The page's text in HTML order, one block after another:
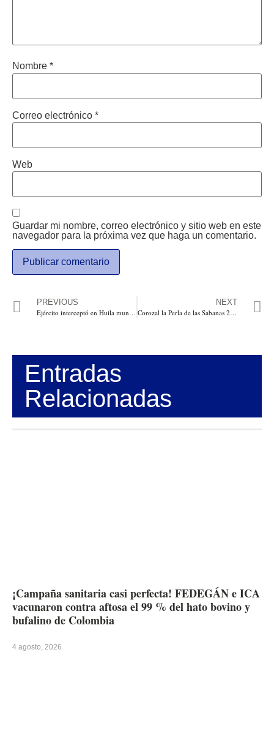
Nombre *
Correo electrónico *
Web
Guardar mi nombre, correo electrónico y sitio web en este
navegador para la próxima vez que haga un comentario.
PREVIOUS
Ejército interceptó en Huila munición oculta en vehículo: 1000 cartuchos no llegaron a manos criminales
NEXT
Corozal la Perla de las Sabanas 251 años de historia. Por: Silverio José Herrera Caraballo
Entradas
Relacionadas
¡Campaña sanitaria casi perfecta! FEDEGÁN e ICA
vacunaron contra aftosa el 99 % del hato bovino y
bufalino de Colombia
4 agosto, 2026